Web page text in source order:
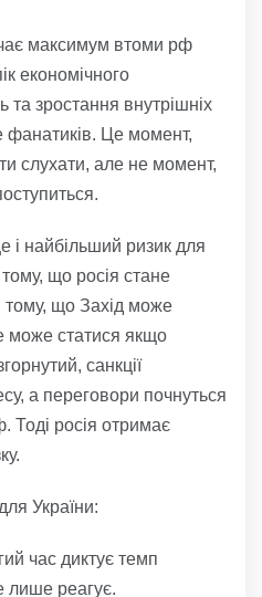
максимум втоми рф
економічного
зростання внутрішніх
фанатиків. Це момент,
слухати, але не момент,
і найбільший ризик для
що росія стане
що Захід може
може статися якщо
санкції
а переговори почнуться
Тоді росія отримає
України:
час диктує темп
лише реагує.